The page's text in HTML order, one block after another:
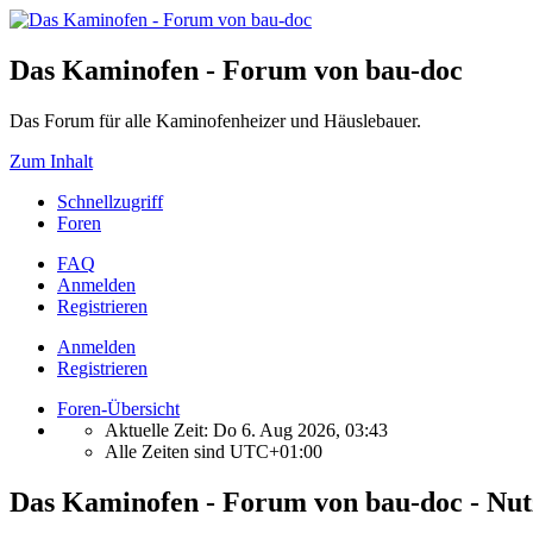
Das Kaminofen - Forum von bau-doc
Das Forum für alle Kaminofenheizer und Häuslebauer.
Zum Inhalt
Schnellzugriff
Foren
FAQ
Anmelden
Registrieren
Anmelden
Registrieren
Foren-Übersicht
Aktuelle Zeit: Do 6. Aug 2026, 03:43
Alle Zeiten sind UTC+01:00
Das Kaminofen - Forum von bau-doc -